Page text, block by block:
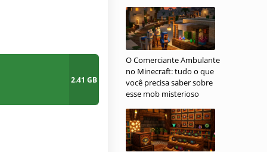
2.41 GB
O Comerciante Ambulante
no Minecraft: tudo o que
você precisa saber sobre
esse mob misterioso